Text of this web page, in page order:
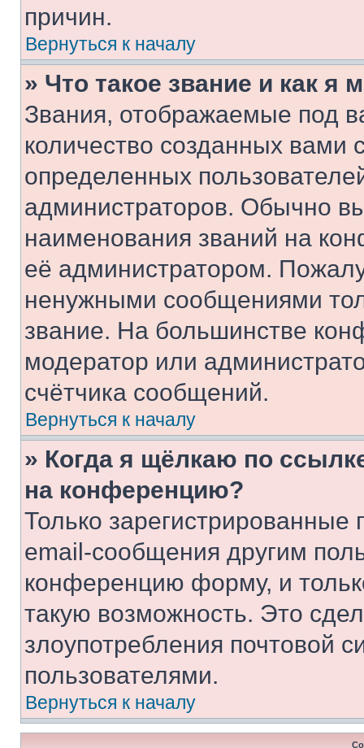
причин.
Вернуться к началу
» Что такое звание и как я
Звания, отображаемые под
количество созданных
определенных
администраторов. Обычно
наименования званий на
её администратором.
ненужными сообщениями
звание. На большинстве
модератор или
счётчика сообщений.
Вернуться к началу
» Когда я щёлкаю по
на конференцию?
Только зарегистрированные
email-сообщения другим
конференцию форму, и
такую возможность. Это
злоупотребления почтовой
пользователями.
Вернуться к началу